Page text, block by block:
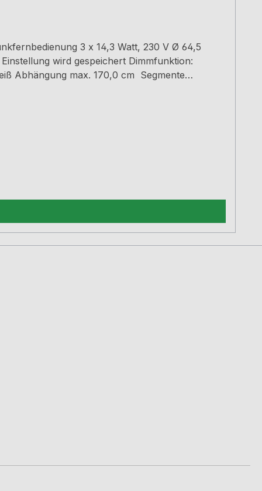
3 x 14,3 Watt, 230 V Ø 64,5
wird gespeichert Dimmfunktion:
Abhängung max. 170,0 cm Segmente